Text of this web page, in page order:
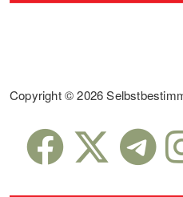
Copyright © 2026